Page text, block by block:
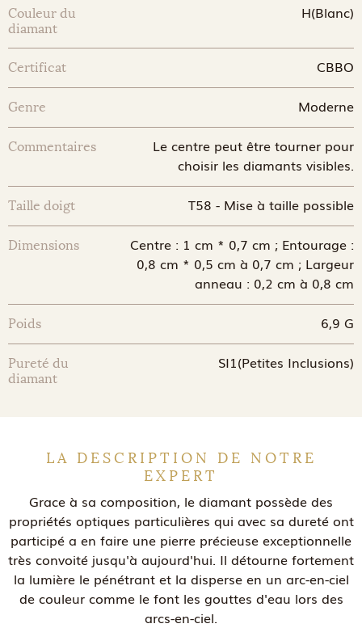
Couleur du
diamant
H(Blanc)
Certificat CBBO
Genre Moderne
Commentaires
Le centre peut être tourner pour
choisir les diamants visibles.
Taille doigt T58 - Mise à taille possible
Dimensions
Centre : 1 cm * 0,7 cm ; Entourage :
0,8 cm * 0,5 cm à 0,7 cm ; Largeur
anneau : 0,2 cm à 0,8 cm
Poids 6,9 G
Pureté du
diamant
SI1(Petites Inclusions)
LA DESCRIPTION DE NOTRE
EXPERT
Grace à sa composition, le diamant possède des
propriétés optiques particulières qui avec sa dureté ont
participé a en faire une pierre précieuse exceptionnelle
très convoité jusqu'à aujourd'hui. Il détourne fortement
la lumière le pénétrant et la disperse en un arc-en-ciel
de couleur comme le font les gouttes d'eau lors des
arcs-en-ciel.